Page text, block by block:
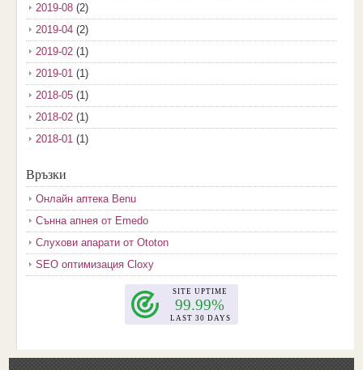
2019-08(2)
2019-04(2)
2019-02(1)
2019-01(1)
2018-05(1)
2018-02(1)
2018-01(1)
2017-11
2017-10(3)
2017-08(3)
2017-07(1)
2017-06(2)
2017-02(2)
Връзки
Онлайн аптека Benu
Сънна апнея от Emedo
Слухови апарати от Ototon
SEO оптимизация Cloxy